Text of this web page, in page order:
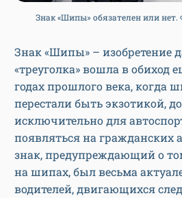
Знак «Шипы» обязателен или нет.
Знак «Шипы» – изобретение
«треуголка» вошла в обиход
годах прошлого века,
перестали быть экзотикой,
исключительно для
появляться на гражданских
знак, предупреждающий о
на шипах, был весьма
водителей, двигающихся